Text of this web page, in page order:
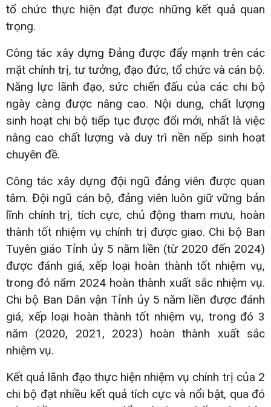
tổ chức thực hiện đạt được những kết quả quan
trọng.
Công tác xây dựng Đảng được đẩy mạnh trên các
mặt chính trị, tư tưởng, đạo đức, tổ chức và cán bộ.
Năng lực lãnh đạo, sức chiến đấu của các chi bộ
ngày càng được nâng cao. Nội dung, chất lượng
sinh hoạt chi bộ tiếp tục được đổi mới, nhất là việc
nâng cao chất lượng và duy trì nền nếp sinh hoạt
chuyên đề.
Công tác xây dựng đội ngũ đảng viên được quan
tâm. Đội ngũ cán bộ, đảng viên luôn giữ vững bản
lĩnh chính trị, tích cực, chủ động tham mưu, hoàn
thành tốt nhiệm vụ chính trị được giao. Chi bộ Ban
Tuyên giáo Tỉnh ủy 5 năm liền (từ 2020 đến 2024)
được đánh giá, xếp loại hoàn thành tốt nhiệm vụ,
trong đó năm 2024 hoàn thành xuất sắc nhiệm vụ.
Chi bộ Ban Dân vận Tỉnh ủy 5 năm liền được đánh
giá, xếp loại hoàn thành tốt nhiệm vụ, trong đó 3
năm (2020, 2021, 2023) hoàn thành xuất sắc
nhiệm vụ.
Kết quả lãnh đạo thực hiện nhiệm vụ chính trị của 2
chi bộ đạt nhiều kết quả tích cực và nổi bật, qua đó